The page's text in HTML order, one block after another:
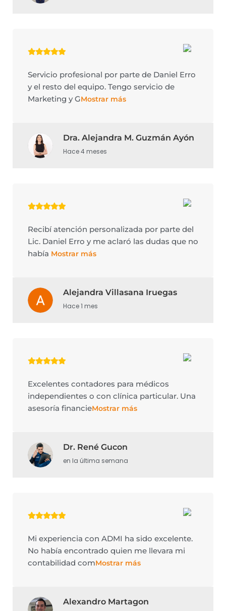
Servicio profesional por parte de Daniel Erro
y el resto del equipo. Tengo servicio de
Marketing y GMostrar más
Dra. Alejandra M. Guzmán Ayón
Hace 4 meses
Recibí atención personalizada por parte del
Lic. Daniel Erro y me aclaró las dudas que no
había Mostrar más
Alejandra Villasana Iruegas
Hace 1 mes
Excelentes contadores para médicos
independientes o con clínica particular. Una
asesoría financieMostrar más
Dr. René Gucon
en la última semana
Mi experiencia con ADMI ha sido excelente.
No había encontrado quien me llevara mi
contabilidad comMostrar más
Alexandro Martagon